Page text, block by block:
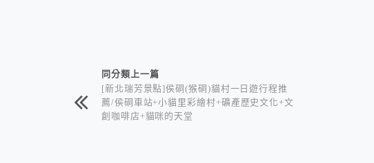
相連文章同分類上一篇
[新北瑞芳景點]侯硐(猴硐)貓村一日遊行程推
薦/侯硐車站+小貓里彩繪村+礦產歷史文化+文
創咖啡店+貓咪的天堂